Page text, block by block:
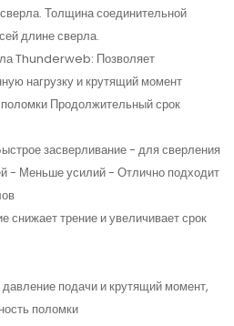
Толщина соединительной
длине сверла.
Thunderweb: Позволяет
нагрузку и крутящий момент
Продолжительный срок
засверливание - для сверления
- Меньше усилий - Отлично подходит
снижает трение и увеличивает срок
подачи и крутящий момент,
поломки